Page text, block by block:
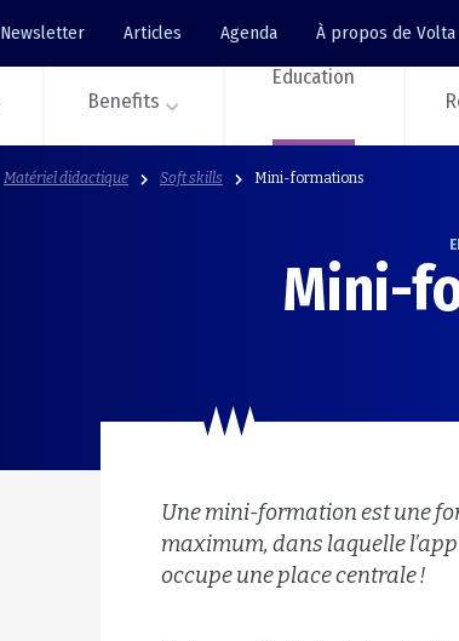
Newsletter Articles Agenda À propos de Volta
Benefits
Education
Matériel didactique Soft skills Mini-formations
Mini-
Une mini-formation est une
maximum, dans laquelle
occupe une place centrale !